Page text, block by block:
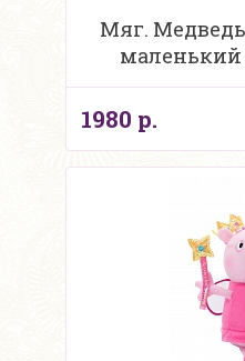
Мяг.
маленький
1980 р.